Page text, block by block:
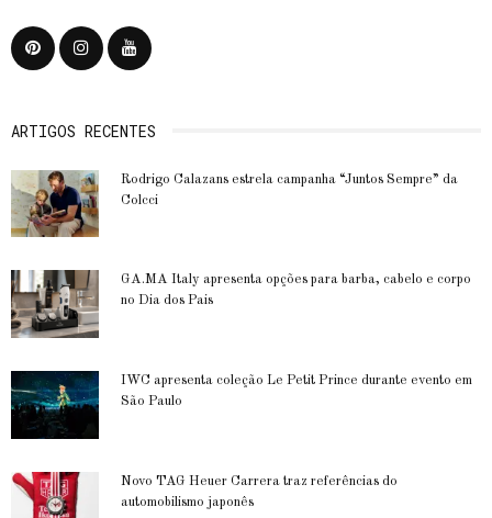
ARTIGOS RECENTES
Rodrigo Calazans estrela campanha “Juntos Sempre” da
Colcci
GA.MA Italy apresenta opções para barba, cabelo e corpo
no Dia dos Pais
IWC apresenta coleção Le Petit Prince durante evento em
São Paulo
Novo TAG Heuer Carrera traz referências do
automobilismo japonês